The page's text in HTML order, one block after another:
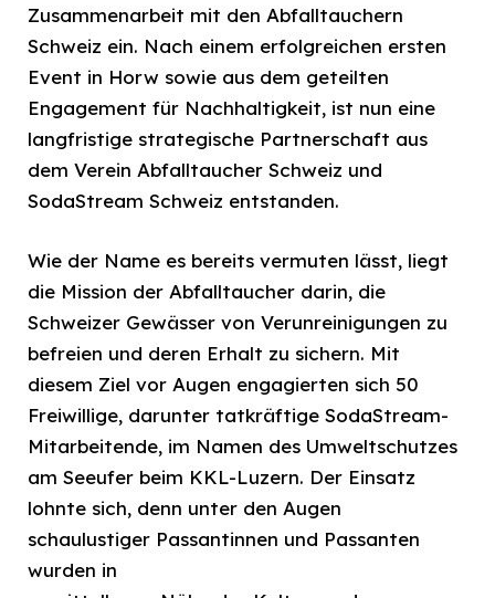
Zusammenarbeit mit den Abfalltauchern
Schweiz ein. Nach einem erfolgreichen ersten
Event in Horw sowie aus dem geteilten
Engagement für Nachhaltigkeit, ist nun eine
langfristige strategische Partnerschaft aus
dem Verein Abfalltaucher Schweiz und
SodaStream Schweiz entstanden.
Wie der Name es bereits vermuten lässt, liegt
die Mission der Abfalltaucher darin, die
Schweizer Gewässer von Verunreinigungen zu
befreien und deren Erhalt zu sichern. Mit
diesem Ziel vor Augen engagierten sich 50
Freiwillige, darunter tatkräftige SodaStream-
Mitarbeitende, im Namen des Umweltschutzes
am Seeufer beim KKL-Luzern. Der Einsatz
lohnte sich, denn unter den Augen
schaulustiger Passantinnen und Passanten
wurden in